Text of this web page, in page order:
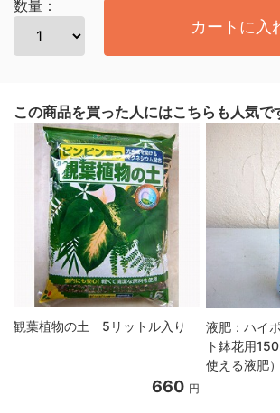
数量：
カートに入
この商品を買った人にはこちらも人気で
観葉植物の土 5リットル入り
660 円
液肥：ハイ
ト鉢花用
使える液肥）